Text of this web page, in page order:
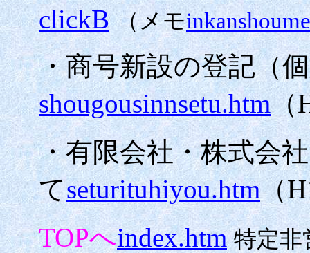
clickB （メモ
・商号新設の登記（
shougousinnsetu.htm（
・有限会社・株式会
てseturituhiyou.htm（
TOPへindex.htm 特定非